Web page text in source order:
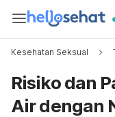
Kesehatan Seksual
Risiko dan
Air dengan